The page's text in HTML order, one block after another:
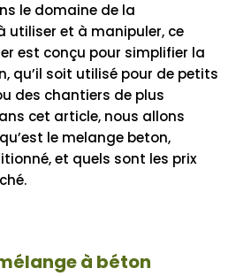
le domaine de la
utiliser et à manipuler, ce
est conçu pour simplifier la
qu’il soit utilisé pour de petits
des chantiers de plus
cet article, nous allons
le melange beton,
et quels sont les prix
à béton